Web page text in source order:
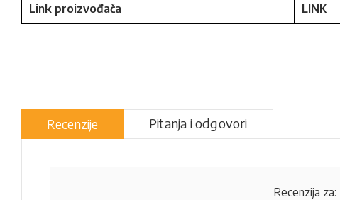
Link proizvođača LINK
Recenzije Pitanja i odgovori
Recenzija za: